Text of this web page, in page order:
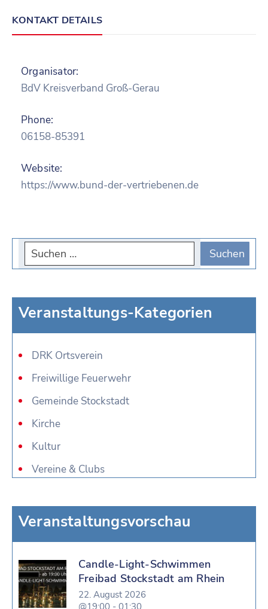
KONTAKT DETAILS
Organisator:
BdV Kreisverband Groß-Gerau
Phone:
06158-85391
Website:
https://www.bund-der-vertriebenen.de
Veranstaltungs-Kategorien
DRK Ortsverein
Freiwillige Feuerwehr
Gemeinde Stockstadt
Kirche
Kultur
Vereine & Clubs
Veranstaltungsvorschau
Candle-Light-Schwimmen
Freibad Stockstadt am Rhein
22. August 2026